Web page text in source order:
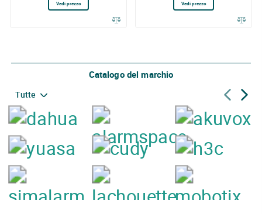
Vedi prezzo Vedi prezzo
Catalogo del marchio
Tutte